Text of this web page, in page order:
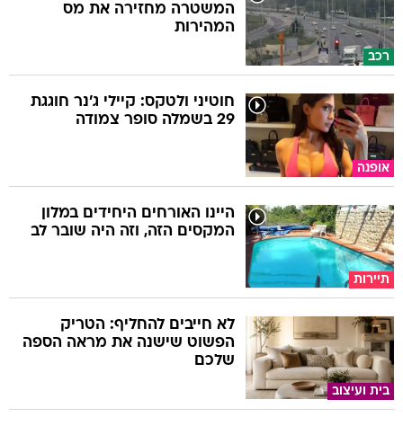
רכב
המשטרה מחזירה את מס
המהירות
אופנה
חוטיני ולטקס: קיילי ג'נר חוגגת
29 בשמלה סופר צמודה
תיירות
היינו האורחים היחידים במלון
המקסים הזה, וזה היה שובר לב
בית ועיצוב
לא חייבים להחליף: הטריק
הפשוט שישנה את מראה הספה
שלכם